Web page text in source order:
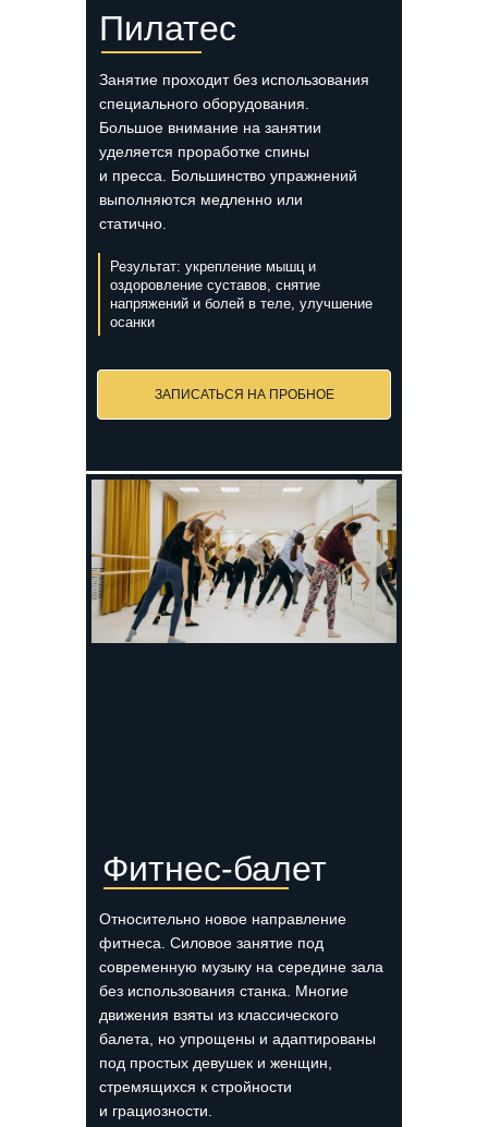
Пилатес
Занятие проходит без использования
специального оборудования.
Большое внимание на занятии
уделяется проработке спины
и пресса. Большинство упражнений
выполняются медленно или
статично.
Результат: укрепление мышц и
оздоровление суставов, снятие
напряжений и болей в теле, улучшение
осанки
ЗАПИСАТЬСЯ НА ПРОБНОЕ
Относительно новое направление
фитнеса. Силовое занятие под
современную музыку на середине зала
без использования станка. Многие
движения взяты из классического
балета, но упрощены и адаптированы
под простых девушек и женщин,
стремящихся к стройности
и грациозности.
Фитнес-балет